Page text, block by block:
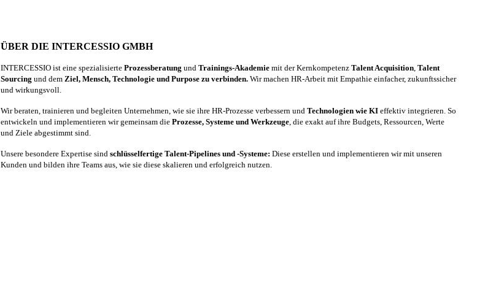
ÜBER DIE INTERCESSIO GMBH
INTERCESSIO ist eine spezialisierte Prozessberatung und Trainings-Akademie mit der Kernkompetenz Talent Acquisition Talent
Sourcing und dem Ziel, Mensch, Technologie und Purpose zu verbinden. Wir machen HR-Arbeit mit Empathie einfacher, zukunftssicher
und wirkungsvoll.
Wir beraten, trainieren und begleiten Unternehmen, wie sie ihre HR-Prozesse verbessern und Technologien wie KI effektiv integrieren. So
entwickeln und implementieren wir gemeinsam die Prozesse, Systeme und Werkzeuge , die exakt auf ihre Budgets, Ressourcen, Werte
und Ziele abgestimmt sind.
Unsere besondere Expertise sind schlüsselfertige Talent-Pipelines und -Systeme: Diese erstellen und implementieren wir mit unseren
Kunden und bilden ihre Teams aus, wie sie diese skalieren und erfolgreich nutzen.